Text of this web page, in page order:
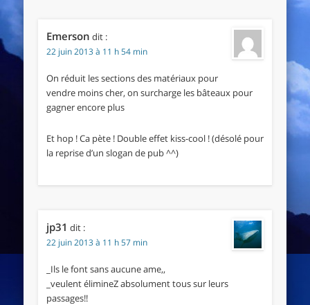
Emerson dit :
22 juin 2013 à 11 h 54 min
On réduit les sections des matériaux pour
vendre moins cher, on surcharge les bâteaux pour
gagner encore plus
Et hop ! Ca pète ! Double effet kiss-cool ! (désolé pour
la reprise d’un slogan de pub ^^)
jp31 dit :
22 juin 2013 à 11 h 57 min
_Ils le font sans aucune ame,,
_veulent élimineZ absolument tous sur leurs
passages!!